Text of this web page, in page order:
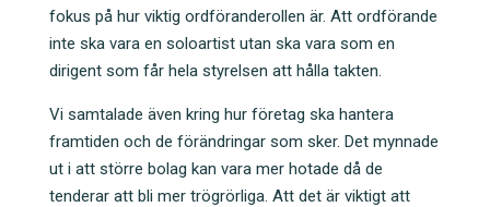
fokus på hur viktig ordföranderollen är. Att ordförande
inte ska vara en soloartist utan ska vara som en
dirigent som får hela styrelsen att hålla takten.
Vi samtalade även kring hur företag ska hantera
framtiden och de förändringar som sker. Det mynnade
ut i att större bolag kan vara mer hotade då de
tenderar att bli mer trögrörliga. Att det är viktigt att